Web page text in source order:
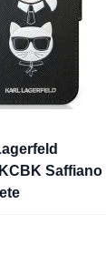
Saffiano